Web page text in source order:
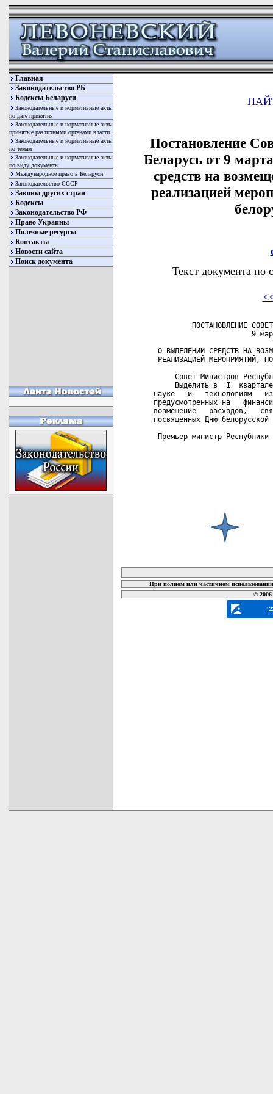
Главная
Законодательство РБ
Кодексы Беларуси
Законодательные и нормативные акты
по дате принятия
Законодательные и нормативные акты
принятые различными органами власти
Законодательные и нормативные акты
по темам
Законодательные и нормативные акты
по виду документы
Международное право в Беларуси
Законодательство СССР
Законы других стран
Кодексы
Законодательство РФ
Право Украины
Полезные ресурсы
Контакты
Новости сайта
Поиск документа
Постановление
Беларусь от 9
средств на
реализацией
Текст документа по
ПОСТАНОВЛЕНИЕ
9
О ВЫДЕЛЕНИИ СРЕДСТВ НА
РЕАЛИЗАЦИЕЙ МЕРОПРИЯТИЙ,
Совет Министров
Выделить в  I
науке   и   технологиям
предусмотренных на
возмещение   расходов,
посвященных Дню
Премьер-министр
При полном или частичном
©